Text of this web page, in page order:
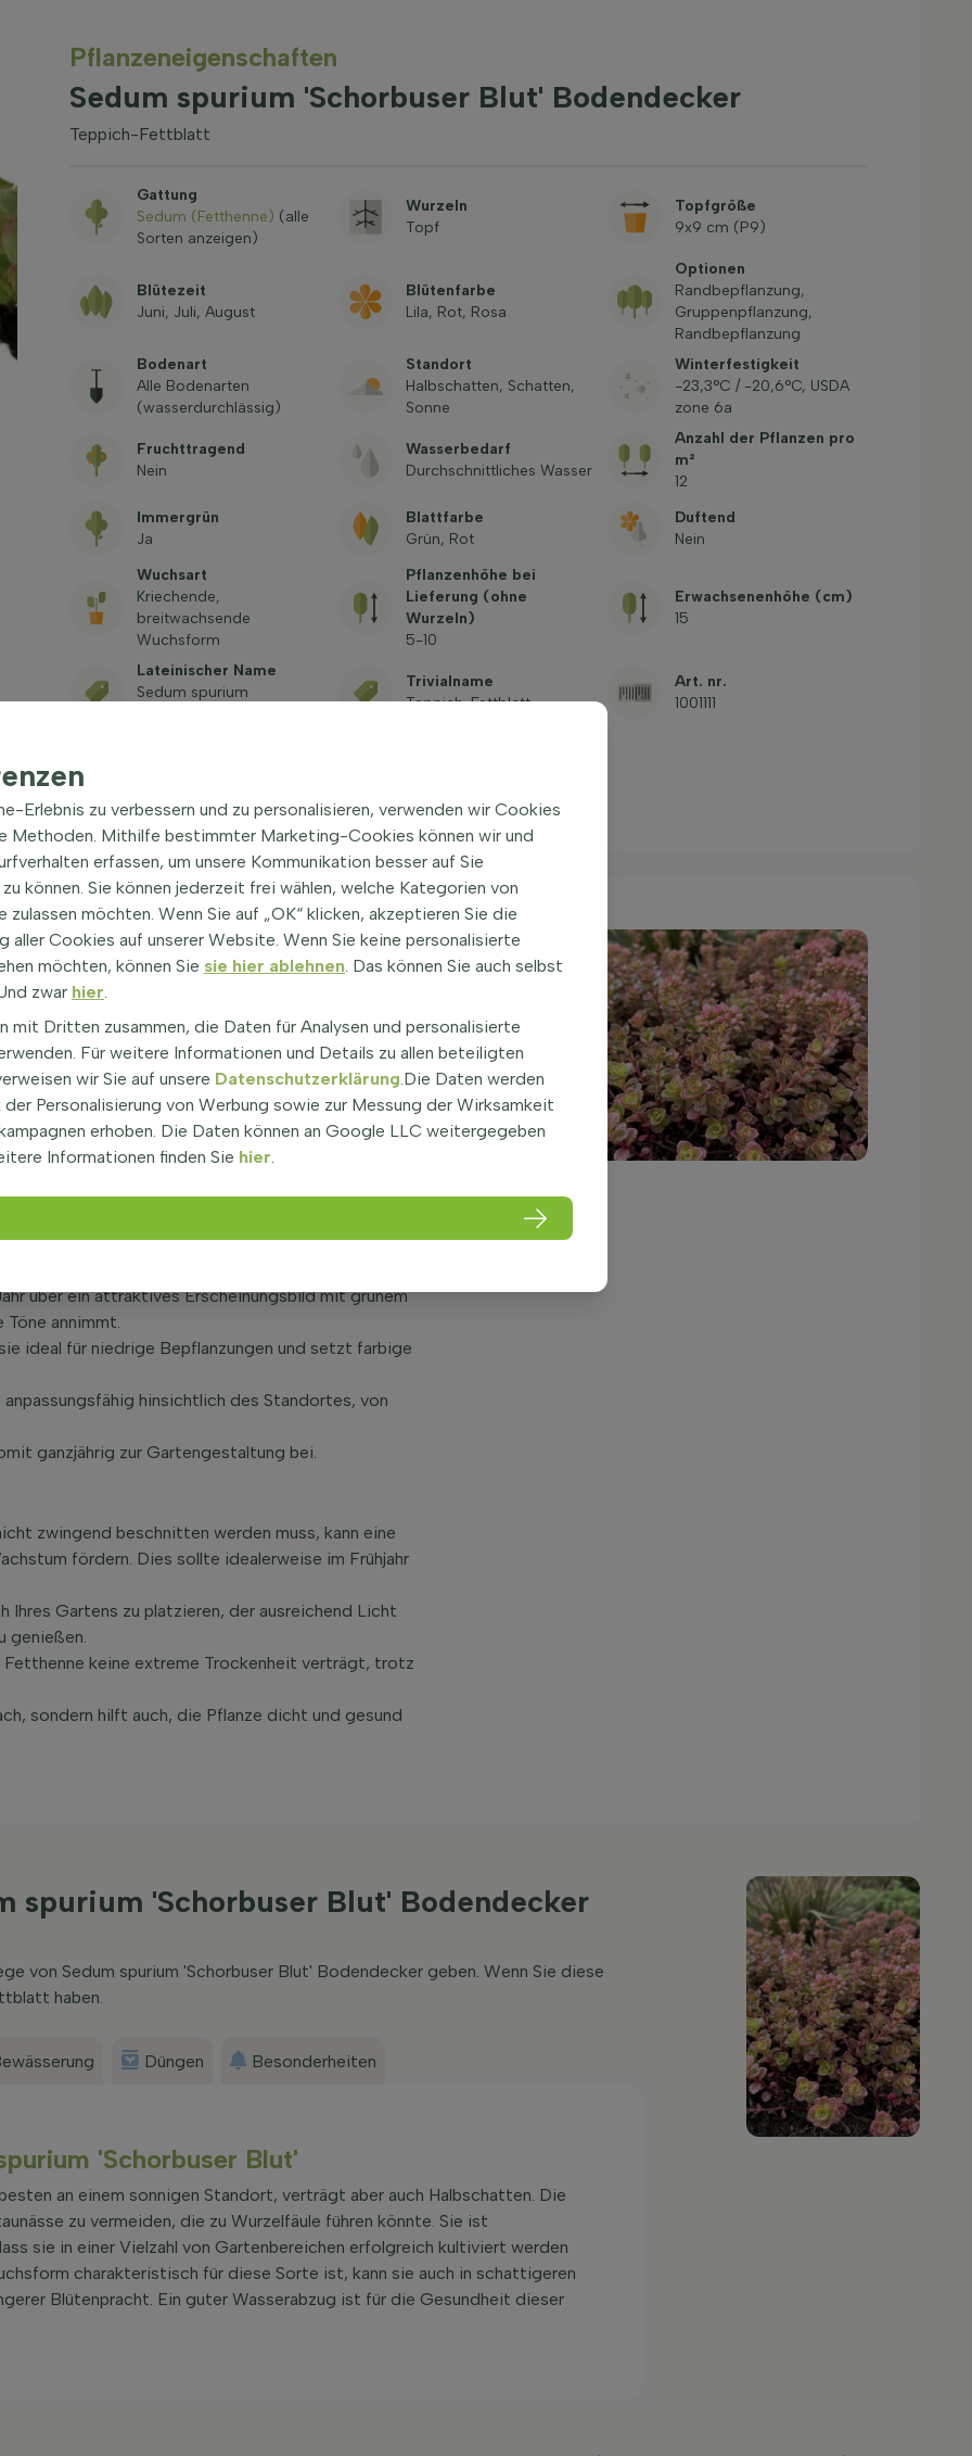
Pflanzeneigenschaften
Sedum spurium 'Schorbuser Blut' Bodendecker
Teppich-Fettblatt
Gattung
Sedum (Fetthenne) (alle
Sorten anzeigen)
Wurzeln
Topf
Topfgröße
9x9 cm (P9)
Blütezeit
Juni, Juli, August
Blütenfarbe
Lila, Rot, Rosa
Optionen
Randbepflanzung,
Gruppenpflanzung,
Randbepflanzung
Bodenart
Alle Bodenarten
(wasserdurchlässig)
Standort
Halbschatten, Schatten,
Sonne
Winterfestigkeit
-23,3°C / -20,6°C, USDA
zone 6a
Fruchttragend
Nein
Wasserbedarf
Durchschnittliches Wasser
Anzahl der Pflanzen pro
m²
12
Immergrün
Ja
Blattfarbe
Grün, Rot
Duftend
Nein
Wuchsart
Kriechende,
breitwachsende
Wuchsform
Pflanzenhöhe bei
Lieferung (ohne
Wurzeln)
5-10
Erwachsenenhöhe (cm)
15
Lateinischer Name
Sedum spurium
Trivialname
Teppich-Fettblatt
Art. nr.
1001111
Blut' Bodendecker
und pflegeleichte Staude, die oft unter dem
und das ganzjährig farbenfrohe Laub machen sie
Pflanze eignet sich hervorragend für
da sie eine kriechende und breit ausladende
'Schorbuser Blut'
ihre ansprechenden Blüten aus, die im Sommer in
über ein attraktives Erscheinungsbild mit grünem
annimmt.
ideal für niedrige Bepflanzungen und setzt farbige
hinsichtlich des Standortes, von
ganzjährig zur Gartengestaltung bei.
zwingend beschnitten werden muss, kann eine
fördern. Dies sollte idealerweise im Frühjahr
Ihres Gartens zu platzieren, der ausreichend Licht
genießen.
keine extreme Trockenheit verträgt, trotz
sondern hilft auch, die Pflanze dicht und gesund
spurium 'Schorbuser Blut' Bodendecker
von Sedum spurium 'Schorbuser Blut' Bodendecker geben. Wenn Sie diese
haben.
Düngen Besonderheiten
'Schorbuser Blut'
an einem sonnigen Standort, verträgt aber auch Halbschatten. Die
zu vermeiden, die zu Wurzelfäule führen könnte. Sie ist
sie in einer Vielzahl von Gartenbereichen erfolgreich kultiviert werden
charakteristisch für diese Sorte ist, kann sie auch in schattigeren
Blütenpracht. Ein guter Wasserabzug ist für die Gesundheit dieser
Erlebnis zu verbessern und zu personalisieren, verwenden wir Cookies
Methoden. Mithilfe bestimmter Marketing-Cookies können wir und
erfassen, um unsere Kommunikation besser auf Sie
können. Sie können jederzeit frei wählen, welche Kategorien von
zulassen möchten. Wenn Sie auf „OK“ klicken, akzeptieren Sie die
aller Cookies auf unserer Website. Wenn Sie keine personalisierte
möchten, können Sie sie hier ablehnen. Das können Sie auch selbst
zwar hier.
mit Dritten zusammen, die Daten für Analysen und personalisierte
Für weitere Informationen und Details zu allen beteiligten
wir Sie auf unsere Datenschutzerklärung.Die Daten werden
der Personalisierung von Werbung sowie zur Messung der Wirksamkeit
erhoben. Die Daten können an Google LLC weitergegeben
Informationen finden Sie hier.